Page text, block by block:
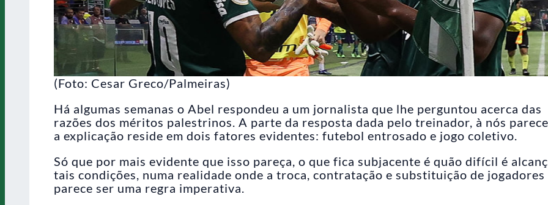
(Foto: Cesar Greco/Palmeiras)
Há algumas semanas o Abel respondeu a um jornalista que lhe perguntou acerca das
razões dos méritos palestrinos. A parte da resposta dada pelo treinador, à nós
a explicação reside em dois fatores evidentes: futebol entrosado e jogo coletivo.
Só que por mais evidente que isso pareça, o que fica subjacente é quão difícil é
tais condições, numa realidade onde a troca, contratação e substituição de jogadores
parece ser uma regra imperativa.